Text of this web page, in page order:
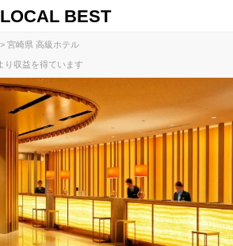
LOCAL BEST
宮崎県 高級ホテル
り収益を得ています